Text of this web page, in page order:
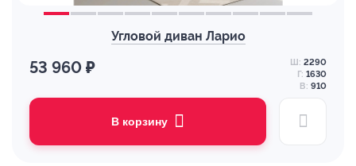
Угловой диван Ларио
53 960 ₽ Ш: 2290
Г: 1630
В: 910
В корзину